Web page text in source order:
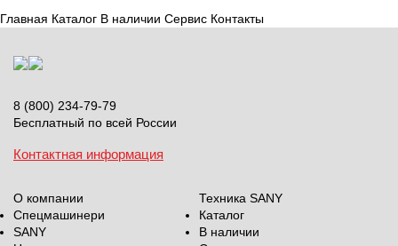
Главная Каталог В наличии Сервис Контакты
О компании
Спецмашинери
SANY
Техника SANY
Каталог
В наличии
8 (800) 234-79-79
Бесплатный по всей России
Контактная информация